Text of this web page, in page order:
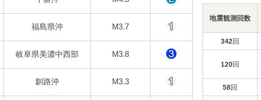
福島県沖 M3.7
岐阜県美濃中西部 M3.8
釧路沖 M3.3
地震観測回数
342回
120回
58回